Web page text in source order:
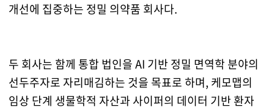
개선에 집중하는 정밀 의약품 회사다.
두 회사는 함께 통합 법인을 AI 기반 정밀 면역학 분야의
선두주자로 자리매김하는 것을 목표로 하며, 케모맵의
임상 단계 생물학적 자산과 사이퍼의 데이터 기반 환자